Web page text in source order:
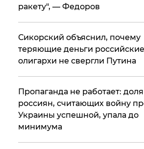
ракету", — Федоров
Сикорский объяснил, почему
теряющие деньги российские
олигархи не свергли Путина
​Пропаганда не работает: доля
россиян, считающих войну
Украины успешной, упала до
минимума